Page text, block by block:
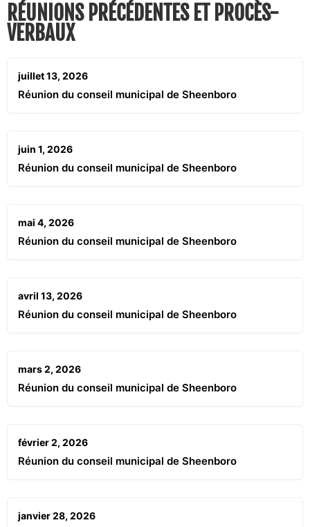
RÉUNIONS PRÉCÉDENTES ET PROCÈS-
VERBAUX
juillet 13, 2026
Réunion du conseil municipal de Sheenboro
juin 1, 2026
Réunion du conseil municipal de Sheenboro
mai 4, 2026
Réunion du conseil municipal de Sheenboro
avril 13, 2026
Réunion du conseil municipal de Sheenboro
mars 2, 2026
Réunion du conseil municipal de Sheenboro
février 2, 2026
Réunion du conseil municipal de Sheenboro
janvier 28, 2026